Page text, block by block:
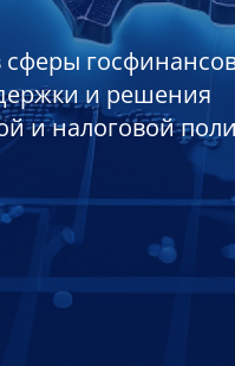
и решения
и налоговой